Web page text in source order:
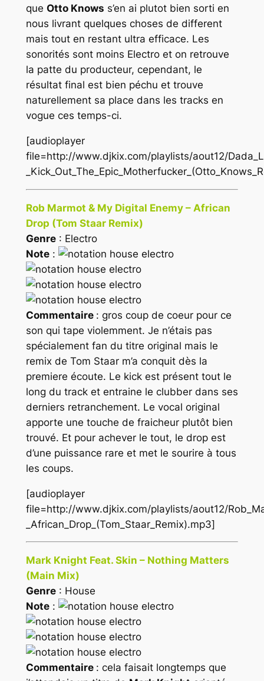
que Otto Knows s’en ai plutot bien sorti en
nous livrant quelques choses de different
mais tout en restant ultra efficace. Les
sonorités sont moins Electro et on retrouve
la patte du producteur, cependant, le
résultat final est bien péchu et trouve
naturellement sa place dans les tracks en
vogue ces temps-ci.
[audioplayer
file=http://www.djkix.com/playlists/aout12/
Rob Marmot & My Digital Enemy – African
Drop (Tom Staar Remix)
Genre: Electro
Note:
Commentaire : gros coup de coeur pour ce
son qui tape violemment. Je n’étais pas
spécialement fan du titre original mais le
remix de Tom Staar m’a conquit dès la
premiere écoute. Le kick est présent tout le
long du track et entraine le clubber dans ses
derniers retranchement. Le vocal original
apporte une touche de fraicheur plutôt bien
trouvé. Et pour achever le tout, le drop est
d’une puissance rare et met le sourire à tous
les coups.
[audioplayer
file=http://www.djkix.com/playlists/aout12/
_African_Drop_(Tom_Staar_Remix).mp3]
Mark Knight Feat. Skin – Nothing Matters
(Main Mix)
Genre: House
Note:
Commentaire : cela faisait longtemps que